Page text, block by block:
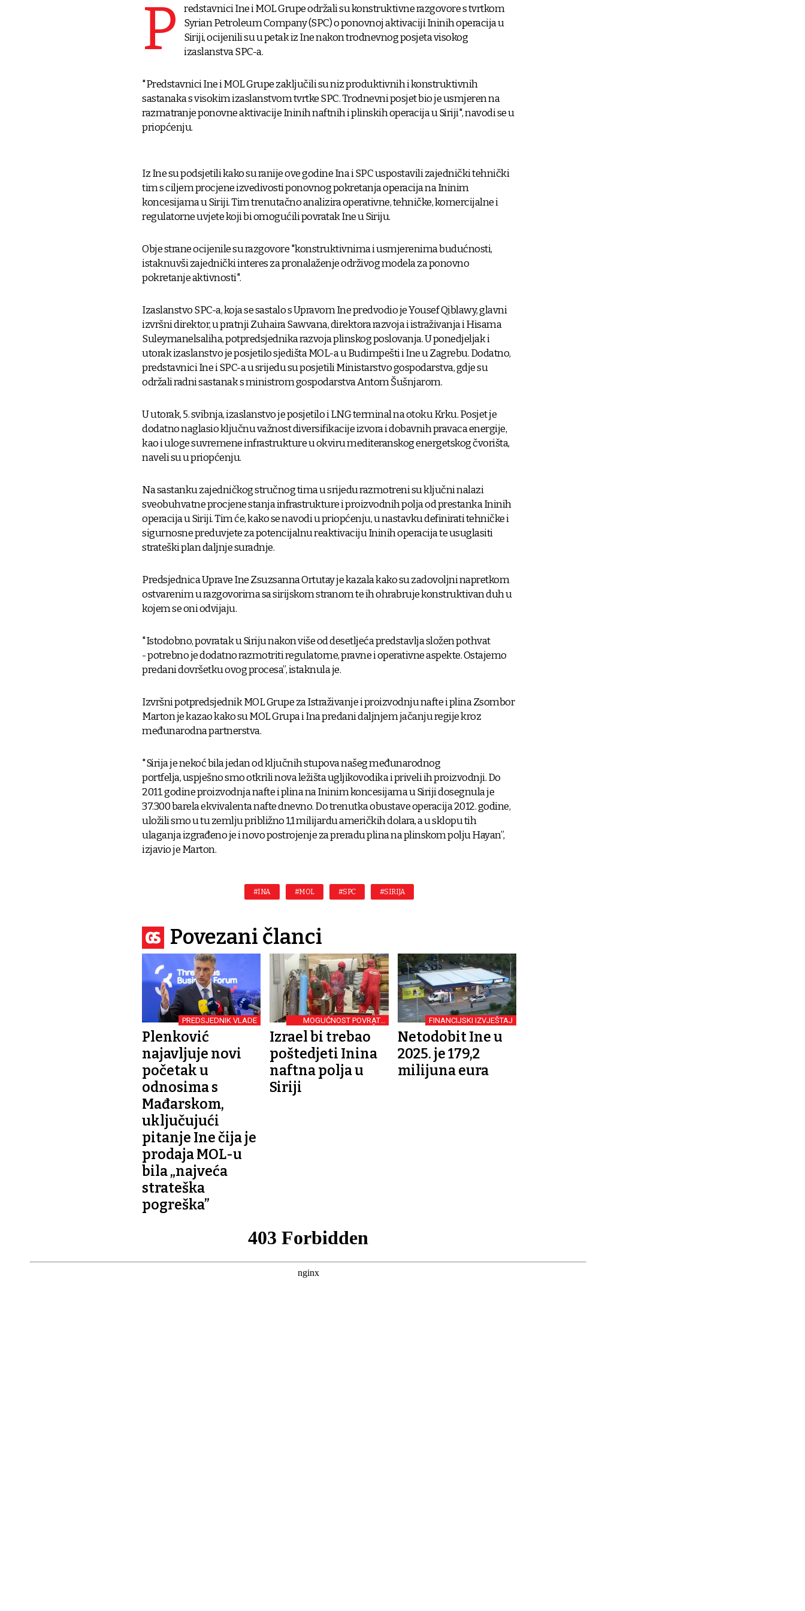
P
redstavnici Ine i MOL Grupe održali su konstruktivne razgovore s tvrtkom
Syrian Petroleum Company (SPC) o ponovnoj aktivaciji Ininih operacija u
Siriji, ocijenili su u petak iz Ine nakon trodnevnog posjeta visokog
izaslanstva SPC-a.
"Predstavnici Ine i MOL Grupe zaključili su niz produktivnih i konstruktivnih
sastanaka s visokim izaslanstvom tvrtke SPC. Trodnevni posjet bio je usmjeren na
razmatranje ponovne aktivacije Ininih naftnih i plinskih operacija u Siriji", navodi se u
priopćenju.
Iz Ine su podsjetili kako su ranije ove godine Ina i SPC uspostavili zajednički tehnički
tim s ciljem procjene izvedivosti ponovnog pokretanja operacija na Ininim
koncesijama u Siriji. Tim trenutačno analizira operativne, tehničke, komercijalne i
regulatorne uvjete koji bi omogućili povratak Ine u Siriju.
Obje strane ocijenile su razgovore "konstruktivnima i usmjerenima budućnosti,
istaknuvši zajednički interes za pronalaženje održivog modela za ponovno
pokretanje aktivnosti".
Izaslanstvo SPC-a, koja se sastalo s Upravom Ine predvodio je Yousef Qiblawy, glavni
izvršni direktor, u pratnji Zuhaira Sawvana, direktora razvoja i istraživanja i Hisama
Suleymanelsaliha, potpredsjednika razvoja plinskog poslovanja. U ponedjeljak i
utorak izaslanstvo je posjetilo sjedišta MOL-a u Budimpešti i Ine u Zagrebu. Dodatno,
predstavnici Ine i SPC-a u srijedu su posjetili Ministarstvo gospodarstva, gdje su
održali radni sastanak s ministrom gospodarstva Antom Šušnjarom.
U utorak, 5. svibnja, izaslanstvo je posjetilo i LNG terminal na otoku Krku. Posjet je
dodatno naglasio ključnu važnost diversifikacije izvora i dobavnih pravaca energije,
kao i uloge suvremene infrastrukture u okviru mediteranskog energetskog čvorišta,
naveli su u priopćenju.
Na sastanku zajedničkog stručnog tima u srijedu razmotreni su ključni nalazi
sveobuhvatne procjene stanja infrastrukture i proizvodnih polja od prestanka Ininih
operacija u Siriji. Tim će, kako se navodi u priopćenju, u nastavku definirati tehničke i
sigurnosne preduvjete za potencijalnu reaktivaciju Ininih operacija te usuglasiti
strateški plan daljnje suradnje.
Predsjednica Uprave Ine Zsuzsanna Ortutay je kazala kako su zadovoljni napretkom
ostvarenim u razgovorima sa sirijskom stranom te ih ohrabruje konstruktivan duh u
kojem se oni odvijaju.
"Istodobno, povratak u Siriju nakon više od desetljeća predstavlja složen pothvat
- potrebno je dodatno razmotriti regulatorne, pravne i operativne aspekte. Ostajemo
predani dovršetku ovog procesa”, istaknula je.
Izvršni potpredsjednik MOL Grupe za Istraživanje i proizvodnju nafte i plina Zsombor
Marton je kazao kako su MOL Grupa i Ina predani daljnjem jačanju regije kroz
međunarodna partnerstva.
"Sirija je nekoć bila jedan od ključnih stupova našeg međunarodnog
portfelja, uspješno smo otkrili nova ležišta ugljikovodika i priveli ih proizvodnji. Do
2011. godine proizvodnja nafte i plina na Ininim koncesijama u Siriji dosegnula je
37.300 barela ekvivalenta nafte dnevno. Do trenutka obustave operacija 2012. godine,
uložili smo u tu zemlju približno 1,1 milijardu američkih dolara, a u sklopu tih
ulaganja izgrađeno je i novo postrojenje za preradu plina na plinskom polju Hayan”,
izjavio je Marton.
#INA #MOL #SPC #SIRIJA
Povezani članci
PREDSJEDNIK VLADE
Plenković
najavljuje novi
početak u
odnosima s
Mađarskom,
uključujući
pitanje Ine čija je
prodaja MOL-u
bila „najveća
strateška
pogreška”
MOGUĆNOST POVRATA
VRIJEDNIH NALAZIŠTA
Izrael bi trebao
poštedjeti Inina
naftna polja u
Siriji
FINANCIJSKI IZVJEŠTAJ
Netodobit Ine u
2025. je 179,2
milijuna eura